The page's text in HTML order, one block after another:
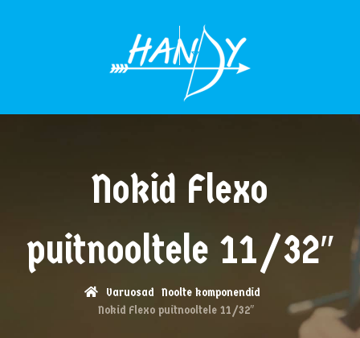
Nokid Flexo
puitnooltele 11/32″
Varuosad Noolte komponendid
Nokid Flexo puitnooltele 11/32″